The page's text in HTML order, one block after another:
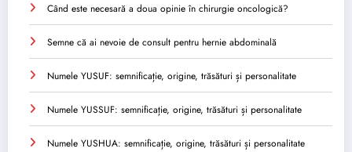
Când este necesară a doua opinie în chirurgie oncologică?
Semne că ai nevoie de consult pentru hernie abdominală
Numele YUSUF: semnificație, origine, trăsături și personalitate
Numele YUSSUF: semnificație, origine, trăsături și personalitate
Numele YUSHUA: semnificație, origine, trăsături și personalitate